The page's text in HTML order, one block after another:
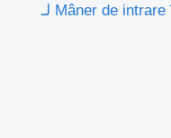
مقبض الباب Mâner de intrare în cabină spate stânga لـ